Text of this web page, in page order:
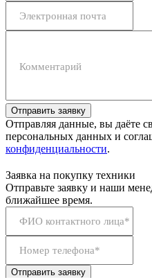
Электронная почта
Комментарий
Отправить заявку
Отправляя данные, вы даёте
персональных данных и
конфиденциальности.
Заявка на покупку техники
Отправьте заявку и наши
ближайшее время.
ФИО контактного лица*
Номер телефона*
Отправить заявку